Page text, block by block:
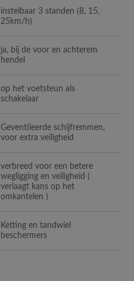
instelbaar 3 standen (8, 15,
25km/h)
ja, bij de voor en achterem
hendel
op het voetsteun als
schakelaar
Geventileerde schijfremmen,
voor extra veiligheid
verbreed voor een betere
wegligging en veiligheid (
verlaagt kans op het
omkantelen )
Ketting en tandwiel
beschermers